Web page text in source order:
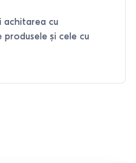
achitarea cu
și cele cu